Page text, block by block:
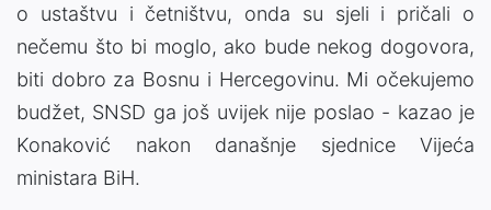
o ustaštvu i četništvu, onda su sjeli i pričali o
nečemu što bi moglo, ako bude nekog dogovora,
biti dobro za Bosnu i Hercegovinu. Mi očekujemo
budžet, SNSD ga još uvijek nije poslao - kazao je
Konaković nakon današnje sjednice Vijeća
ministara BiH.